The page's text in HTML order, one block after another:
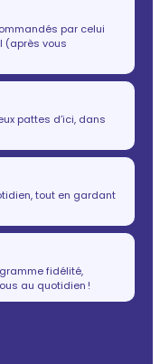
par celui
(après vous
pattes d’ici, dans
tout en gardant
fidélité,
au quotidien !